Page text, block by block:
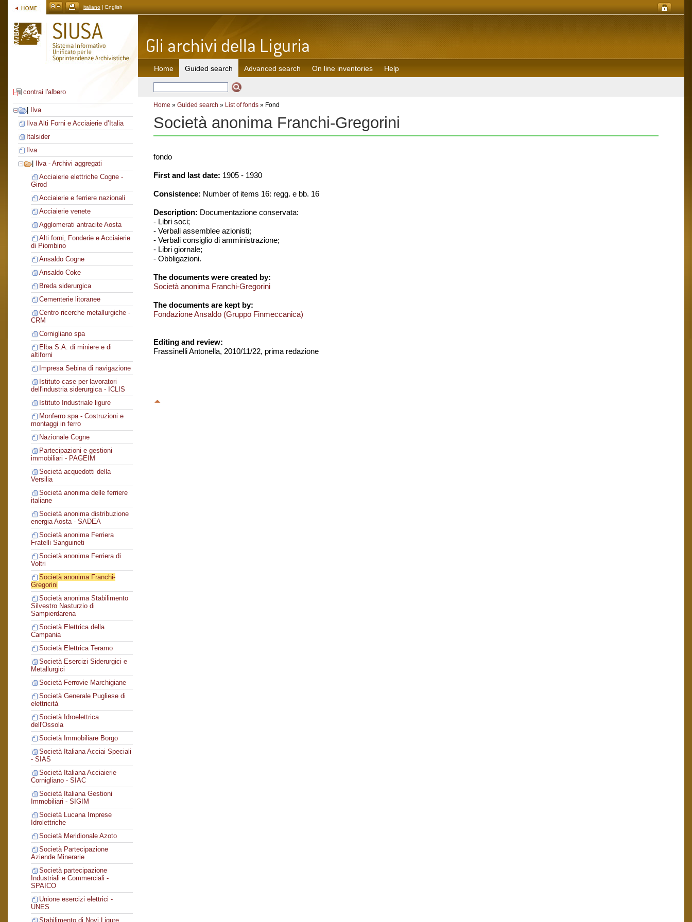
italiano | English
contrai l'albero
Ilva
Ilva Alti Forni e Acciaierie d’Italia
Italsider
Ilva
Ilva - Archivi aggregati
Acciaierie elettriche Cogne -
Girod
Acciaierie e ferriere nazionali
Acciaierie venete
Agglomerati antracite Aosta
Alti forni, Fonderie e Acciaierie
di Piombino
Ansaldo Cogne
Ansaldo Coke
Breda siderurgica
Cementerie litoranee
Centro ricerche metallurgiche -
CRM
Cornigliano spa
Elba S.A. di miniere e di
altiforni
Impresa Sebina di navigazione
Istituto case per lavoratori
dell'industria siderurgica - ICLIS
Istituto Industriale ligure
Monferro spa - Costruzioni e
montaggi in ferro
Nazionale Cogne
Partecipazioni e gestioni
immobiliari - PAGEIM
Società acquedotti della
Versilia
Società anonima delle ferriere
italiane
Società anonima distribuzione
energia Aosta - SADEA
Società anonima Ferriera
Fratelli Sanguineti
Società anonima Ferriera di
Voltri
Società anonima Franchi-
Gregorini
Società anonima Stabilimento
Silvestro Nasturzio di
Sampierdarena
Società Elettrica della
Campania
Società Elettrica Teramo
Società Esercizi Siderurgici e
Metallurgici
Società Ferrovie Marchigiane
Società Generale Pugliese di
elettricità
Società Idroelettrica
dell'Ossola
Società Immobiliare Borgo
Società Italiana Acciai Speciali
- SIAS
Società Italiana Acciaierie
Cornigliano - SIAC
Società Italiana Gestioni
Immobiliari - SIGIM
Società Lucana Imprese
Idrolettriche
Società Meridionale Azoto
Società Partecipazione
Aziende Minerarie
Società partecipazione
Industriali e Commerciali -
SPAICO
Unione esercizi elettrici -
UNES
Stabilimento di Novi Ligure
Home Guided search Advanced search On line inventories Help
Home » Guided search » List of fonds » Fond
Società anonima Franchi-Gregorini
fondo
First and last date: 1905 - 1930
Consistence: Number of items 16: regg. e bb. 16
Description: Documentazione conservata:
- Libri soci;
- Verbali assemblee azionisti;
- Verbali consiglio di amministrazione;
- Libri giornale;
- Obbligazioni.
The documents were created by:
Società anonima Franchi-Gregorini
The documents are kept by:
Fondazione Ansaldo (Gruppo Finmeccanica)
Editing and review:
Frassinelli Antonella, 2010/11/22, prima redazione